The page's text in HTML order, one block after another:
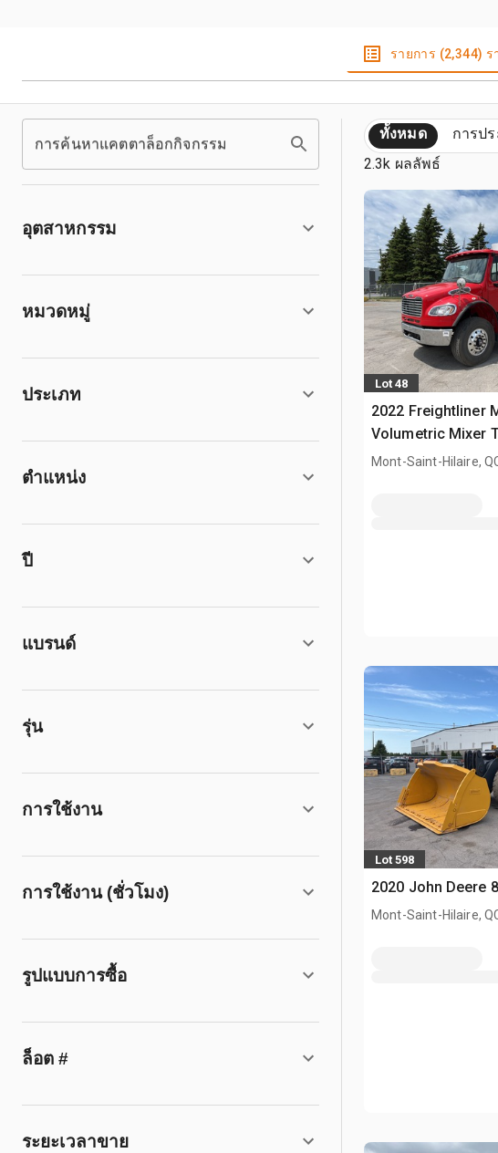
รายการ (2,344) ร
การค้นหาแคตตาล็อกกิจกรรม
อุตสาหกรรม
หมวดหมู่
ประเภท
ตำแหน่ง
ปี
แบรนด์
รุ่น
การใช้งาน
การใช้งาน (ชั่วโมง)
รูปแบบการซื้อ
ล็อต #
ระยะเวลาขาย
ทั้งหมด
การป
2.3k ผลลัพธ์
Lot 48
2022 Freightliner
Volumetric Mixer
Mont-Saint-Hilaire,
Lot 598
2020 John Deere
Mont-Saint-Hilaire,